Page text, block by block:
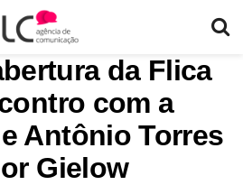
da Flica
com a
Antônio Torres
Gielow